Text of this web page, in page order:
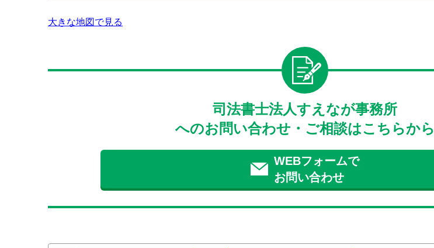
大きな地図で見る
司法書士法人すえなが事務所
へのお問い合わせ・ご相談はこちらから
WEBフォームで
お問い合わせ